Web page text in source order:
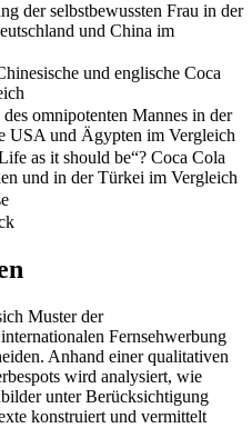
der selbstbewussten Frau in der
und China im
und englische Coca
omnipotenten Mannes in der
USA und Ägypten im Vergleich
as it should be“? Coca Cola
und in der Türkei im Vergleich
Muster der
Fernsehwerbung
Anhand einer qualitativen
wird analysiert, wie
unter Berücksichtigung
konstruiert und vermittelt